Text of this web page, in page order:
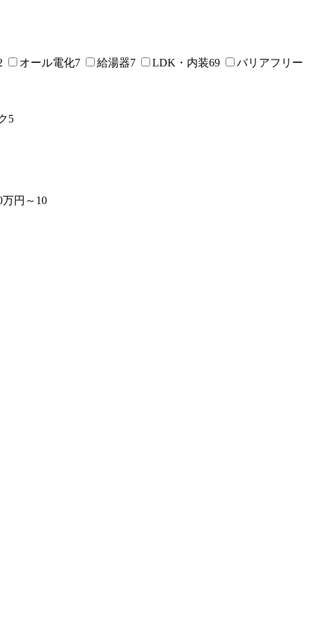
オール電化7 給湯器7 LDK・内装69
バリアフリー
5
万円～ 10